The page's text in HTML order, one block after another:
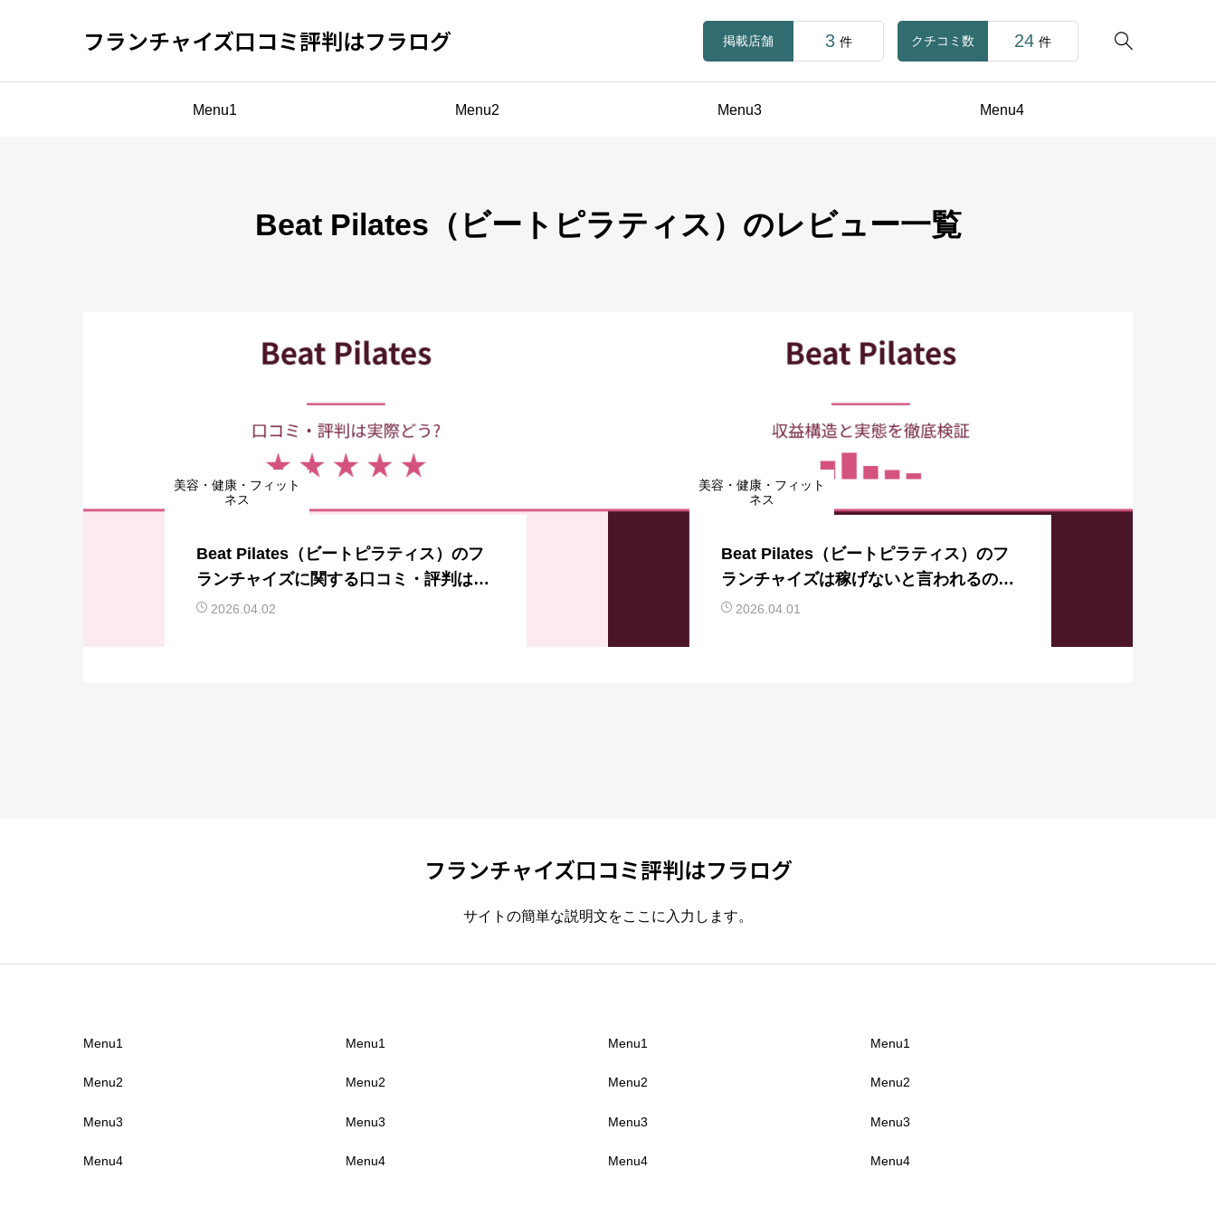
フランチャイズ口コミ評判はフラログ 
掲載店舗 3 件 クチコミ数 24 件
Menu1 Menu2 Menu3 Menu4
Beat Pilates（ビートピラティス）のレビュー一覧
美容・健康・フィット
ネス
Beat Pilates（ビートピラティス）のフ
ランチャイズに関する口コミ・評判は実
際のところどうなのか？
2026.04.02
美容・健康・フィット
ネス
Beat Pilates（ビートピラティス）のフ
ランチャイズは稼げないと言われるのは
なぜか？その実態を徹底検証
2026.04.01
フランチャイズ口コミ評判はフラログ
サイトの簡単な説明文をここに入力します。
Menu1
Menu2
Menu3
Menu4
Menu1
Menu2
Menu3
Menu4
Menu1
Menu2
Menu3
Menu4
Menu1
Menu2
Menu3
Menu4